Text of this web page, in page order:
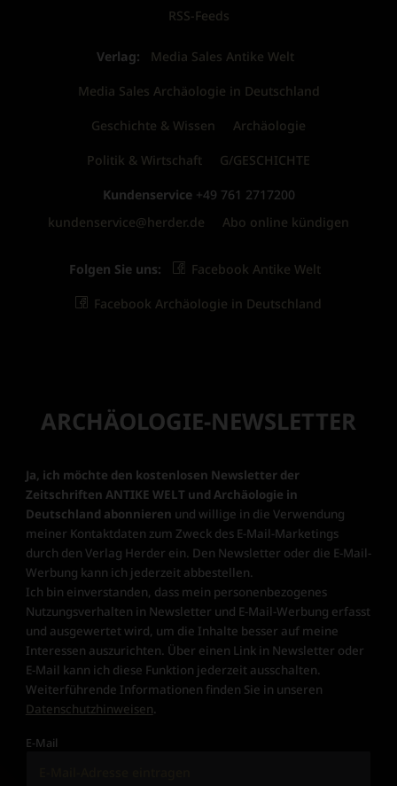
RSS-Feeds
Verlag: Media Sales Antike Welt
Media Sales Archäologie in Deutschland
Geschichte & Wissen Archäologie
Politik & Wirtschaft G/GESCHICHTE
Kundenservice +49 761 2717200
kundenservice@herder.de
Abo online kündigen
Folgen Sie uns: Facebook Antike Welt
Facebook Archäologie in Deutschland
ARCHÄOLOGIE-NEWSLETTER
Ja, ich möchte den kostenlosen Newsletter der
Zeitschriften ANTIKE WELT und Archäologie in
Deutschland abonnieren und willige in die Verwendung
meiner Kontaktdaten zum Zweck des E-Mail-Marketings
durch den Verlag Herder ein. Den Newsletter oder die E-Mail-
Werbung kann ich jederzeit abbestellen.
Ich bin einverstanden, dass mein personenbezogenes
Nutzungsverhalten in Newsletter und E-Mail-Werbung erfasst
und ausgewertet wird, um die Inhalte besser auf meine
Interessen auszurichten. Über einen Link in Newsletter oder
E-Mail kann ich diese Funktion jederzeit ausschalten.
Weiterführende Informationen finden Sie in unseren
Datenschutzhinweisen.
E-Mail